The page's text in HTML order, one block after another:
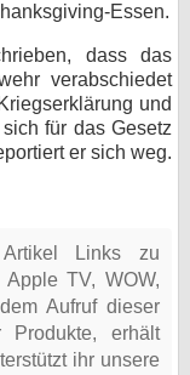
Essen.
dass das
verabschiedet
und
für das Gesetz
er sich weg.
Links zu
Apple TV, WOW,
Aufruf dieser
Produkte, erhält
ihr unsere